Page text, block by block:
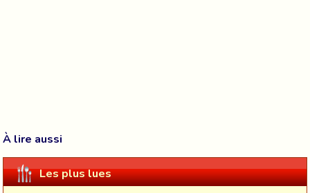
À lire aussi
Les plus lues